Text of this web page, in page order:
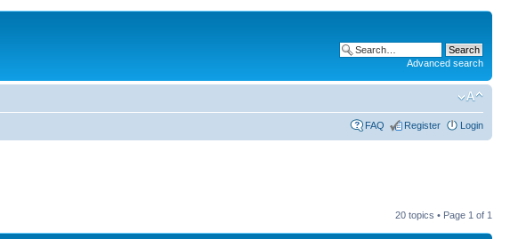
Advanced search
FAQ Register Login
20 topics • Page 1 of 1